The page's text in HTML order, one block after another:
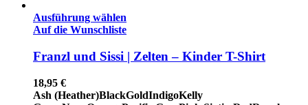
Ausführung wählen
Auf die Wunschliste
Franzl und Sissi | Zelten – Kinder T-Shirt
18,95 €
Ash (Heather)BlackGoldIndigoKelly